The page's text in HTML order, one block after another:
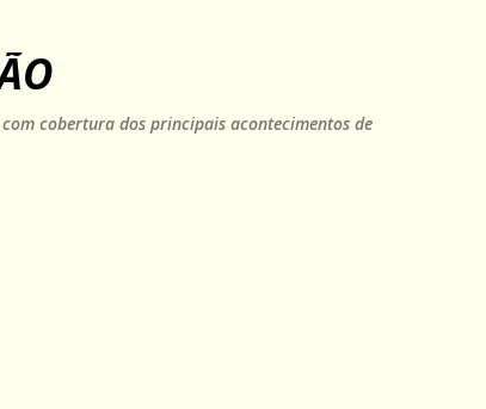
cobertura dos principais acontecimentos de